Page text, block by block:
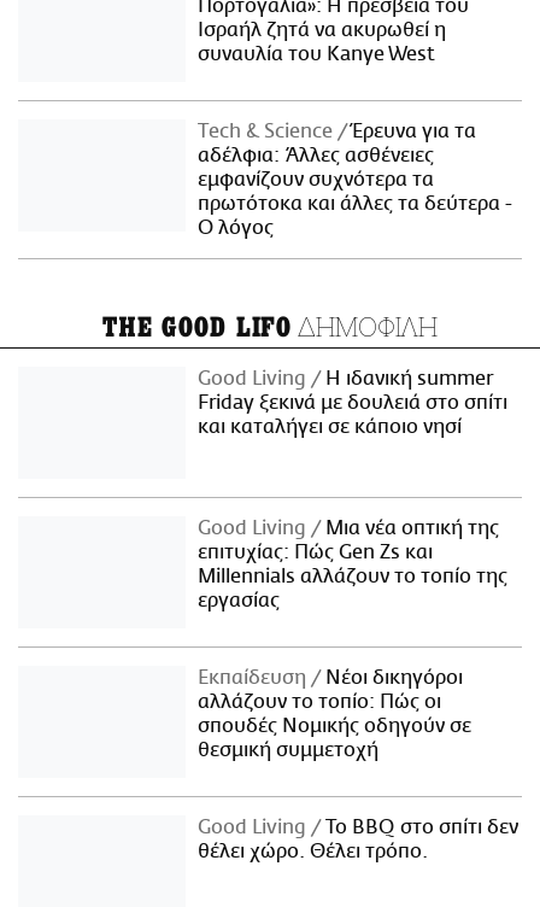
Πορτογαλία»: Η πρεσβεία του
Ισραήλ ζητά να ακυρωθεί η
συναυλία του Kanye West
Τech & Science
Έρευνα για τα
αδέλφια: Άλλες ασθένειες
εμφανίζουν συχνότερα τα
πρωτότοκα και άλλες τα δεύτερα -
Ο λόγος
THE GOOD LIFO ΔΗΜΟΦΙΛΗ
Good Living
Η ιδανική summer
Friday ξεκινά με δουλειά στο σπίτι
και καταλήγει σε κάποιο νησί
Good Living
Μια νέα οπτική της
επιτυχίας: Πώς Gen Zs και
Millennials αλλάζουν το τοπίο της
εργασίας
Εκπαίδευση
Νέοι δικηγόροι
αλλάζουν το τοπίο: Πώς οι
σπουδές Νομικής οδηγούν σε
θεσμική συμμετοχή
Good Living
Το BBQ στο σπίτι δεν
θέλει χώρο. Θέλει τρόπο.